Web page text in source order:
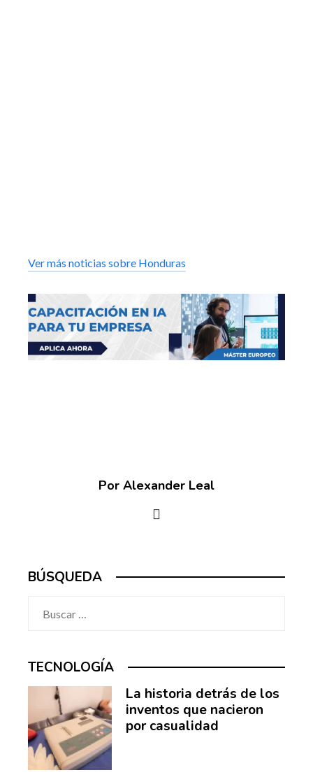
Ver más noticias sobre Honduras
Por Alexander Leal
BÚSQUEDA
TECNOLOGÍA
La historia detrás de los
inventos que nacieron
por casualidad